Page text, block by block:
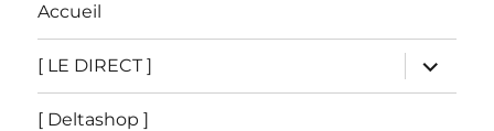
Accueil
[ LE DIRECT ]
ouvrir
le
sous-
[ Deltashop ]